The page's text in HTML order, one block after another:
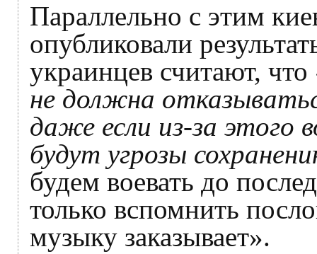
Параллельно с этим
опубликовали
украинцев считают, что
не должна
даже если из-за этого
будут угрозы
будем воевать до
только вспомнить
музыку заказывает».